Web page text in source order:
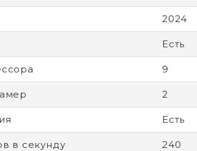
2024
Есть
9
2
Есть
в секунду 240